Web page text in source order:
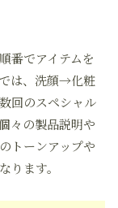
番でアイテムを
は、洗顔→化粧
回のスペシャル
々の製品説明や
トーンアップや
ります。